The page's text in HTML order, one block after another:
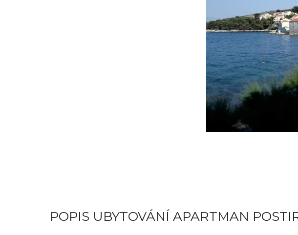
POPIS UBYTOVÁNÍ APARTMAN